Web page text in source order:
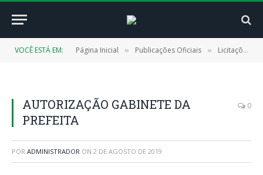
VOCÊ ESTÁ EM: Página Inicial » Publicações Oficiais » Licitações
AUTORIZAÇÃO GABINETE DA
PREFEITA
0
POR ADMINISTRADOR ON 2 DE AGOSTO DE 2019